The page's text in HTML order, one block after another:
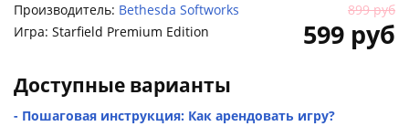
Производитель: Bethesda Softworks
Игра: Starfield Premium Edition
899 руб
599 руб
Доступные варианты
- Пошаговая инструкция: Как арендовать игру?